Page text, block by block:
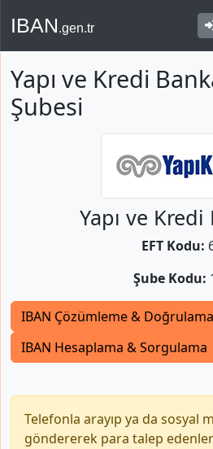
IBAN.gen.tr
Yapı ve Kredi
Şubesi
Yapı ve Kredi
EFT Kodu:
Şube Kodu:
IBAN Çözümleme & Doğrulama
IBAN Hesaplama & Sorgulama
Telefonla arayıp ya da sosyal
göndererek para talep